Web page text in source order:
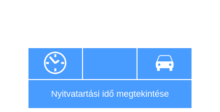
Nyitvatartási idő megtekintése